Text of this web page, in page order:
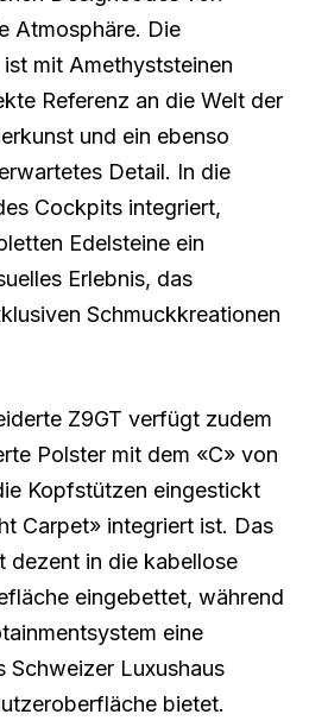
Atmosphäre. Die
mit Amethyststeinen
Referenz an die Welt der
und ein ebenso
Detail. In die
Cockpits integriert,
Edelsteine ein
Erlebnis, das
Schmuckkreationen
Z9GT verfügt zudem
Polster mit dem «C» von
Kopfstützen eingestickt
Carpet» integriert ist. Das
dezent in die kabellose
eingebettet, während
eine
Schweizer Luxushaus
bietet.